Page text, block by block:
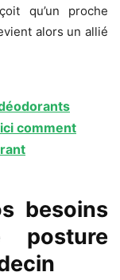
qu’un proche
alors un allié
comment
besoins
posture